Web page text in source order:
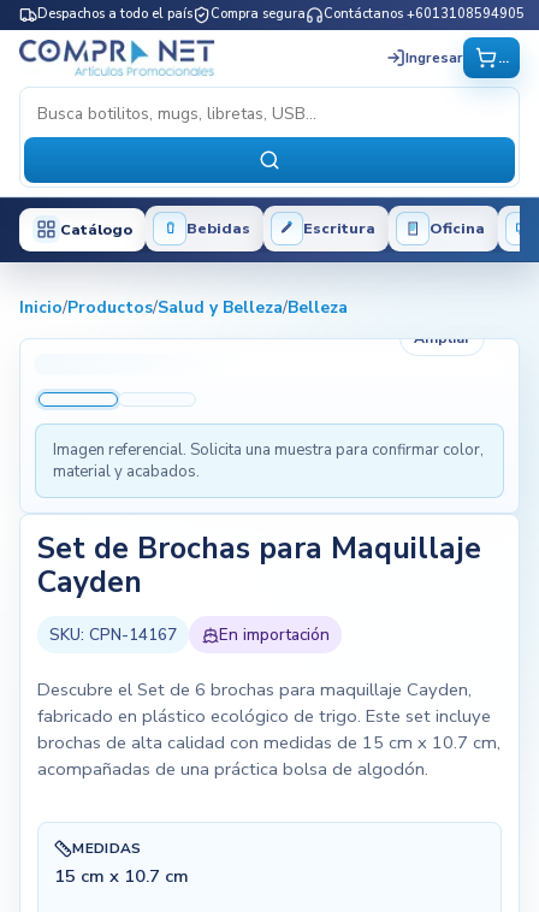
Despachos a todo el país Compra segura Contáctanos +6013108594905
Ingresar ...
Catálogo Bebidas Escritura Oficina
Inicio/Productos/Salud y Belleza/Belleza
Ampliar
Imagen referencial. Solicita una muestra para confirmar color,
material y acabados.
Set de Brochas para Maquillaje
Cayden
SKU: CPN-14167 En importación
Descubre el Set de 6 brochas para maquillaje Cayden,
fabricado en plástico ecológico de trigo. Este set incluye
brochas de alta calidad con medidas de 15 cm x 10.7 cm,
acompañadas de una práctica bolsa de algodón.
MEDIDAS
15 cm x 10.7 cm